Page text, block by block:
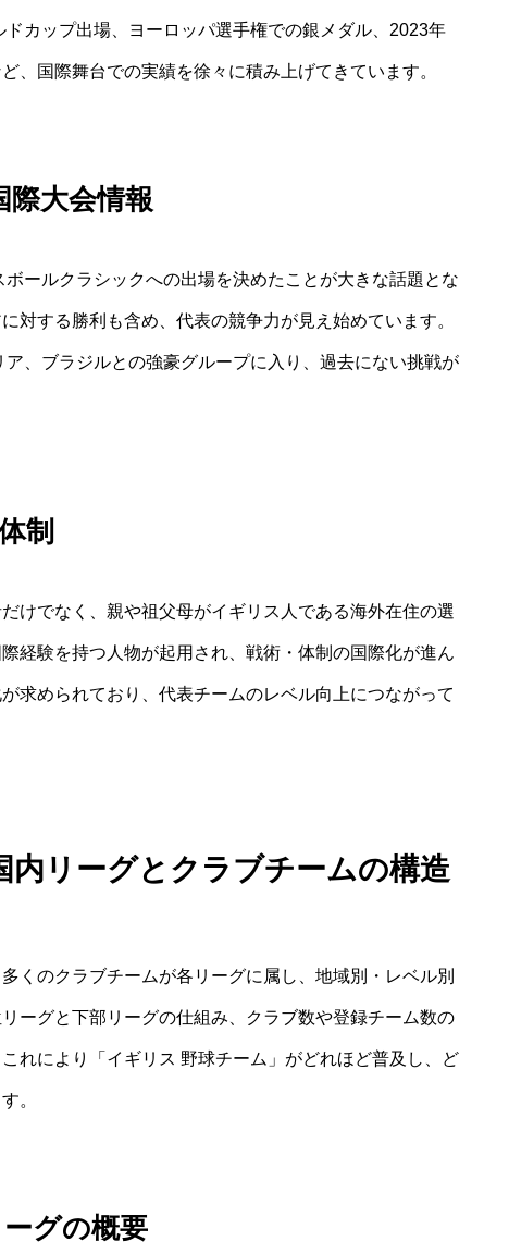
カップ出場、ヨーロッパ選手権での銀メダル、2023年
、国際舞台での実績を徐々に積み上げてきています。
際大会情報
ールクラシックへの出場を決めたことが大きな話題とな
対する勝利も含め、代表の競争力が見え始めています。
、ブラジルとの強豪グループに入り、過去にない挑戦が
制
けでなく、親や祖父母がイギリス人である海外在住の選
経験を持つ人物が起用され、戦術・体制の国際化が進ん
求められており、代表チームのレベル向上につながって
内リーグとクラブチームの構造
くのクラブチームが各リーグに属し、地域別・レベル別
ーグと下部リーグの仕組み、クラブ数や登録チーム数の
れにより「イギリス 野球チーム」がどれほど普及し、ど
。
グの概要